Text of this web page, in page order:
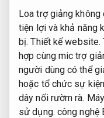
Loa trợ giảng
tiện lợi và khả năng
bị.Thiết kế website.
hợp cùng mic trợ
người dùng có thể
hoặc tổ chức sự
dây nối rườm rà.
sử dụng. công nghệ